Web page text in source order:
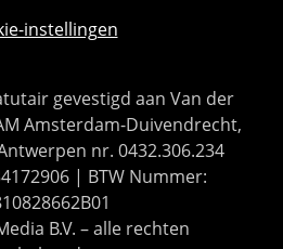
instellingen
gevestigd aan Van der
Amsterdam-Duivendrecht,
nr. 0432.306.234
| BTW Nummer:
B.V. – alle rechten